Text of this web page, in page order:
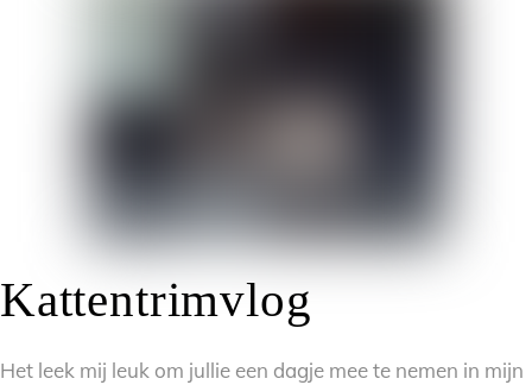
Kattentrimvlog
Het leek mij leuk om jullie een dagje mee te nemen in mijn